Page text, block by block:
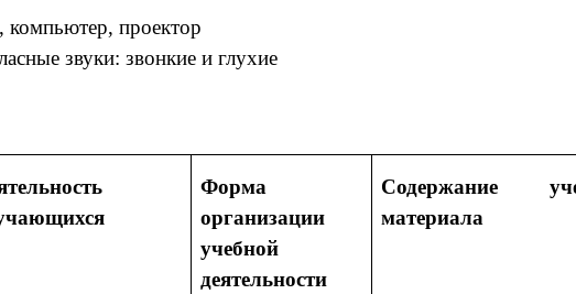
компьютер, проектор
звуки: звонкие и глухие
Форма
организации
учебной
деятельности
Содержание
материала